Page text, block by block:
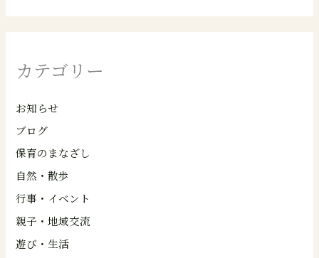
カテゴリー
お知らせ
ブログ
保育のまなざし
自然・散歩
行事・イベント
親子・地域交流
遊び・生活